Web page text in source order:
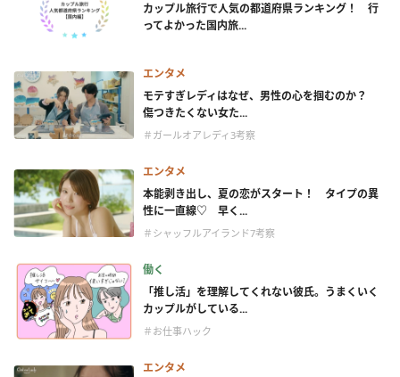
カップル旅行で人気の都道府県ランキング！ 行
ってよかった国内旅...
エンタメ
モテすぎレディはなぜ、男性の心を掴むのか？
傷つきたくない女た...
＃ガールオアレディ3考察
エンタメ
本能剥き出し、夏の恋がスタート！ タイプの異
性に一直線♡ 早く...
＃シャッフルアイランド7考察
働く
「推し活」を理解してくれない彼氏。うまくいく
カップルがしている...
＃お仕事ハック
エンタメ